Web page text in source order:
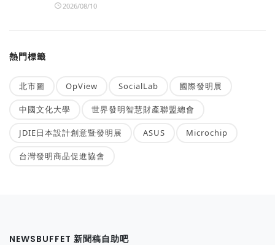
2026/08/10
熱門標籤
北市圖 OpView SocialLab 國際發明展
中國文化大學 世界發明智慧財產聯盟總會
JDIE日本設計創意暨發明展 ASUS Microchip
台灣發明商品促進協會
NEWSBUFFET 新聞稿自助吧